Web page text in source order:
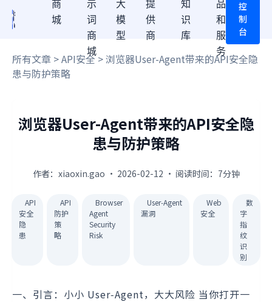
商
城
示
词
商
城
大
模
型
提
供
商
知
识
库
品
和
服
务
控
制
台
所有文章 >API安全> 浏览器User-Agent带来的API安全隐
患与防护策略
浏览器User-Agent带来的API安全隐
患与防护策略
作者：xiaoxin.gao · 2026-02-12 · 阅读时间：7分钟
API
安全
隐
患
API
防护
策
略
Browser
Agent
Security
Risk
User‑Agent
漏洞
Web
安全
数
字
指
纹
识
别
一、引言：小小 User‑Agent，大大风险 当你打开一